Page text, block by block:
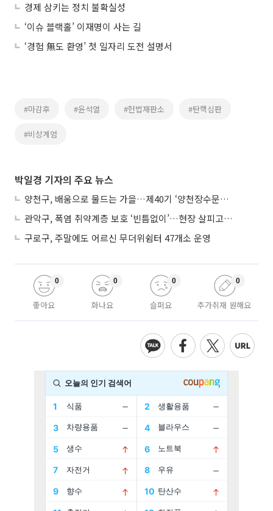
경제 삼키는 정치 불확실성
‘이슈 블랙홀’ 이재명이 사는 길
‘경험 無도 환영’ 첫 일자리 도전 설명서
#마감후 #윤석열 #헌법재판소 #탄핵심판
#비상계엄
박일경 기자의 주요 뉴스
양천구, 배움으로 물드는 가을…제40기 ‘양천장수문화대학’ 수강생 모집
관악구, 폭염 취약계층 보호 ‘빈틈없이’…현장 살피고 지원 넓힌다
구로구, 주말에도 어르신 무더위쉼터 47개소 운영
좋아요
0
화나요
0
슬퍼요
0
추가취재 원해요
0